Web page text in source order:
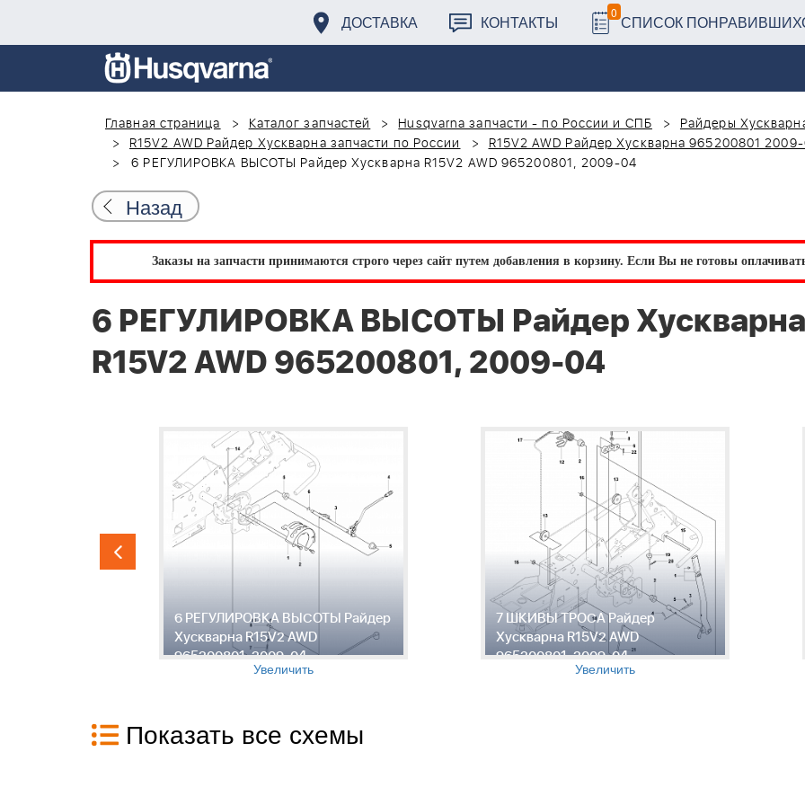
ДОСТАВКА КОНТАКТЫ 0 СПИСОК
Главная страница
Каталог запчастей Husqvarna запчасти - по России и СПБ
Райдеры
R15V2 AWD Райдер Хускварна запчасти по России
R15V2 AWD Райдер Хускварна 965200801
6 РЕГУЛИРОВКА ВЫСОТЫ Райдер Хускварна R15V2 AWD 965200801, 2009-04
Назад
Заказы на запчасти принимаются строго через сайт путем добавления в корзину. Если Вы не готовы
6 РЕГУЛИРОВКА ВЫСОТЫ Райдер Хускварна
R15V2 AWD 965200801, 2009-04
6 РЕГУЛИРОВКА ВЫСОТЫ Райдер
Хускварна R15V2 AWD
965200801, 2009-04
Увеличить
7 ШКИВЫ ТРОСА Райдер
Хускварна R15V2 AWD
965200801, 2009-04
Увеличить
Показать все схемы